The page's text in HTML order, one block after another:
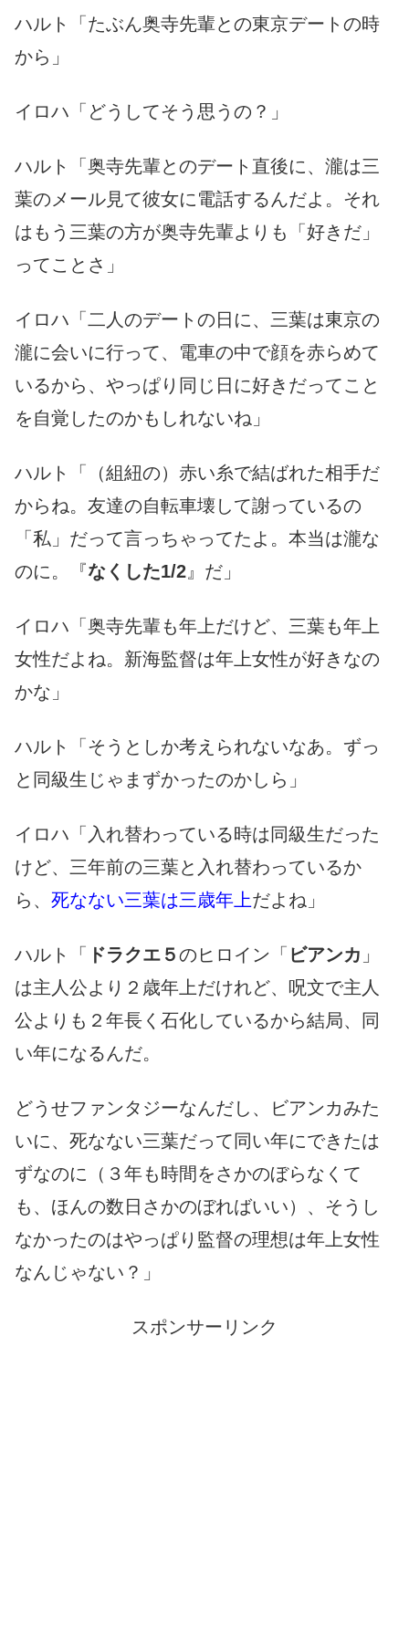
ハルト「たぶん奥寺先輩との東京デートの時
から」
イロハ「どうしてそう思うの？」
ハルト「奥寺先輩とのデート直後に、瀧は三
葉のメール見て彼女に電話するんだよ。それ
はもう三葉の方が奥寺先輩よりも「好きだ」
ってことさ」
イロハ「二人のデートの日に、三葉は東京の
瀧に会いに行って、電車の中で顔を赤らめて
いるから、やっぱり同じ日に好きだってこと
を自覚したのかもしれないね」
ハルト「（組紐の）赤い糸で結ばれた相手だ
からね。友達の自転車壊して謝っているの
「私」だって言っちゃってたよ。本当は瀧な
のに。『なくした1/2 』だ」
イロハ「奥寺先輩も年上だけど、三葉も年上
女性だよね。新海監督は年上女性が好きなの
かな」
ハルト「そうとしか考えられないなあ。ずっ
と同級生じゃまずかったのかしら」
イロハ「入れ替わっている時は同級生だった
けど、三年前の三葉と入れ替わっているか
ら、 死なない三葉は三歳年上だよね」
ハルト「 ドラクエ５のヒロイン「 ビアンカ 」
は主人公より２歳年上だけれど、呪文で主人
公よりも２年長く石化しているから結局、同
い年になるんだ。
どうせファンタジーなんだし、ビアンカみた
いに、死なない三葉だって同い年にできたは
ずなのに（３年も時間をさかのぼらなくて
も、ほんの数日さかのぼればいい）、そうし
なかったのはやっぱり監督の理想は年上女性
なんじゃない？」
スポンサーリンク